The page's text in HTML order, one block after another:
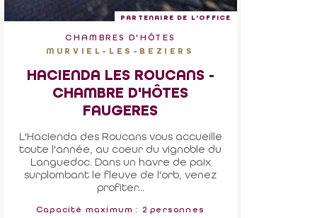
PARTENAIRE DE L'OFFICE
CHAMBRES D'HÔTES
MURVIEL-LES-BEZIERS
HACIENDA LES ROUCANS -
CHAMBRE D'HÔTES
FAUGERES
L'Hacienda des Roucans vous accueille
toute l'année, au coeur du vignoble du
Languedoc. Dans un havre de paix
surplombant le fleuve de l'orb, venez
profiter...
Capacité maximum : 2 personnes